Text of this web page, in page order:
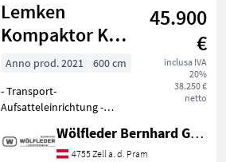
Lemken
Kompaktor K
600 A
45.900
€
inclusa IVA
20%
38.250 €
netto
Anno prod. 2021
600 cm
- Transport-
Aufsatteleinrichtung -
280 - Unterlenkeranschluß
Wölfleder Bernhard GmbH
4755 Zell a. d. Pram